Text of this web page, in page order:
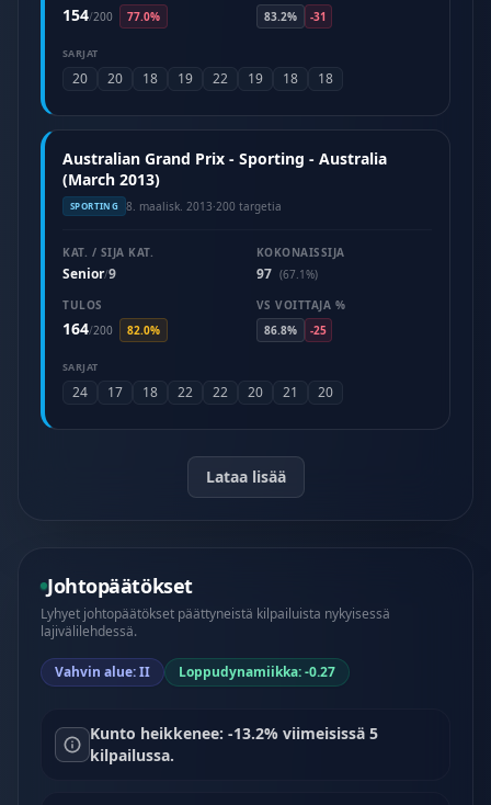
154/200 77.0%
83.2%
-31
SARJAT
20 20 18 19 22 19 18 18
Australian Grand Prix - Sporting - Australia
(March 2013)
SPORTING 8. maalisk. 2013·200 targetia
KAT. / SIJA KAT.
Senior/9
KOKONAISSIJA
97 (67.1%)
TULOS
164/200 82.0%
VS VOITTAJA %
86.8%
-25
SARJAT
24 17 18 22 22 20 21 20
Lataa lisää
Johtopäätökset
Lyhyet johtopäätökset päättyneistä kilpailuista nykyisessä
lajivälilehdessä.
Vahvin alue: II Loppudynamiikka: -0.27
Kunto heikkenee: -13.2% viimeisissä 5
kilpailussa.